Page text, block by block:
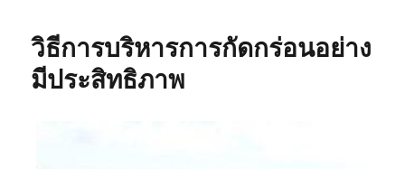
วิธีการบริหารการกัดกร่อนอย่าง
มีประสิทธิภาพ